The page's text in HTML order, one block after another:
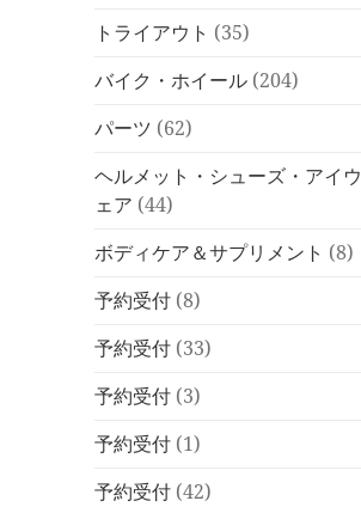
トライアウト (35)
バイク・ホイール (204)
パーツ (62)
ヘルメット・シューズ・アイウ
ェア (44)
ボディケア＆サプリメント (8)
予約受付 (8)
予約受付 (33)
予約受付 (3)
予約受付 (1)
予約受付 (42)